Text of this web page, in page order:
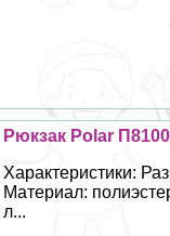
Рюкзак Polar
Хаpaктеристики:
Материал:
л...